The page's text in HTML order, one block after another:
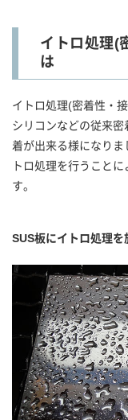
イトロ処理(
は
イトロ処理(密着性・
シリコンなどの従来
着が出来る様になり
トロ処理を行うこと
す。
SUS板にイトロ処理を